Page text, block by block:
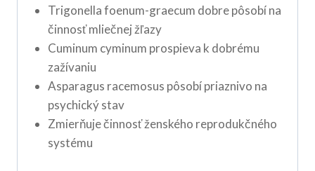
Trigonella foenum-graecum dobre pôsobí na
činnosť mliečnej žľazy
Cuminum cyminum prospieva k dobrému
zažívaniu
Asparagus racemosus pôsobí priaznivo na
psychický stav
Zmierňuje činnosť ženského reprodukčného
systému